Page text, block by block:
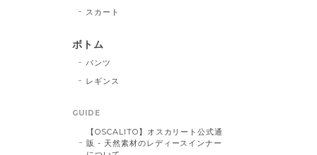
スカート
ボトム
パンツ
レギンス
GUIDE
【OSCALITO】オスカリート公式通
販 - 天然素材のレディースインナー